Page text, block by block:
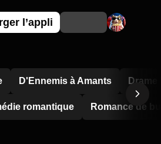
l’appli
D'Ennemis à Amants Drame
romantique Romance de